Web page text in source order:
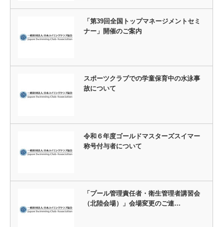
「第39回全国トップマネージメントセミ
ナー」開催のご案内
スポーツクラブでの学童保育中の水泳事
故について
令和６年度ゴールドマスターズスイマー
称号付与者について
「プール管理責任者・衛生管理者講習会
（北陸会場）」会場変更のご連…